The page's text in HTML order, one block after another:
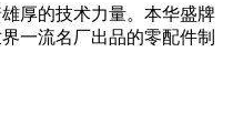
厚的技术力量。本华盛牌
一流名厂出品的零配件制